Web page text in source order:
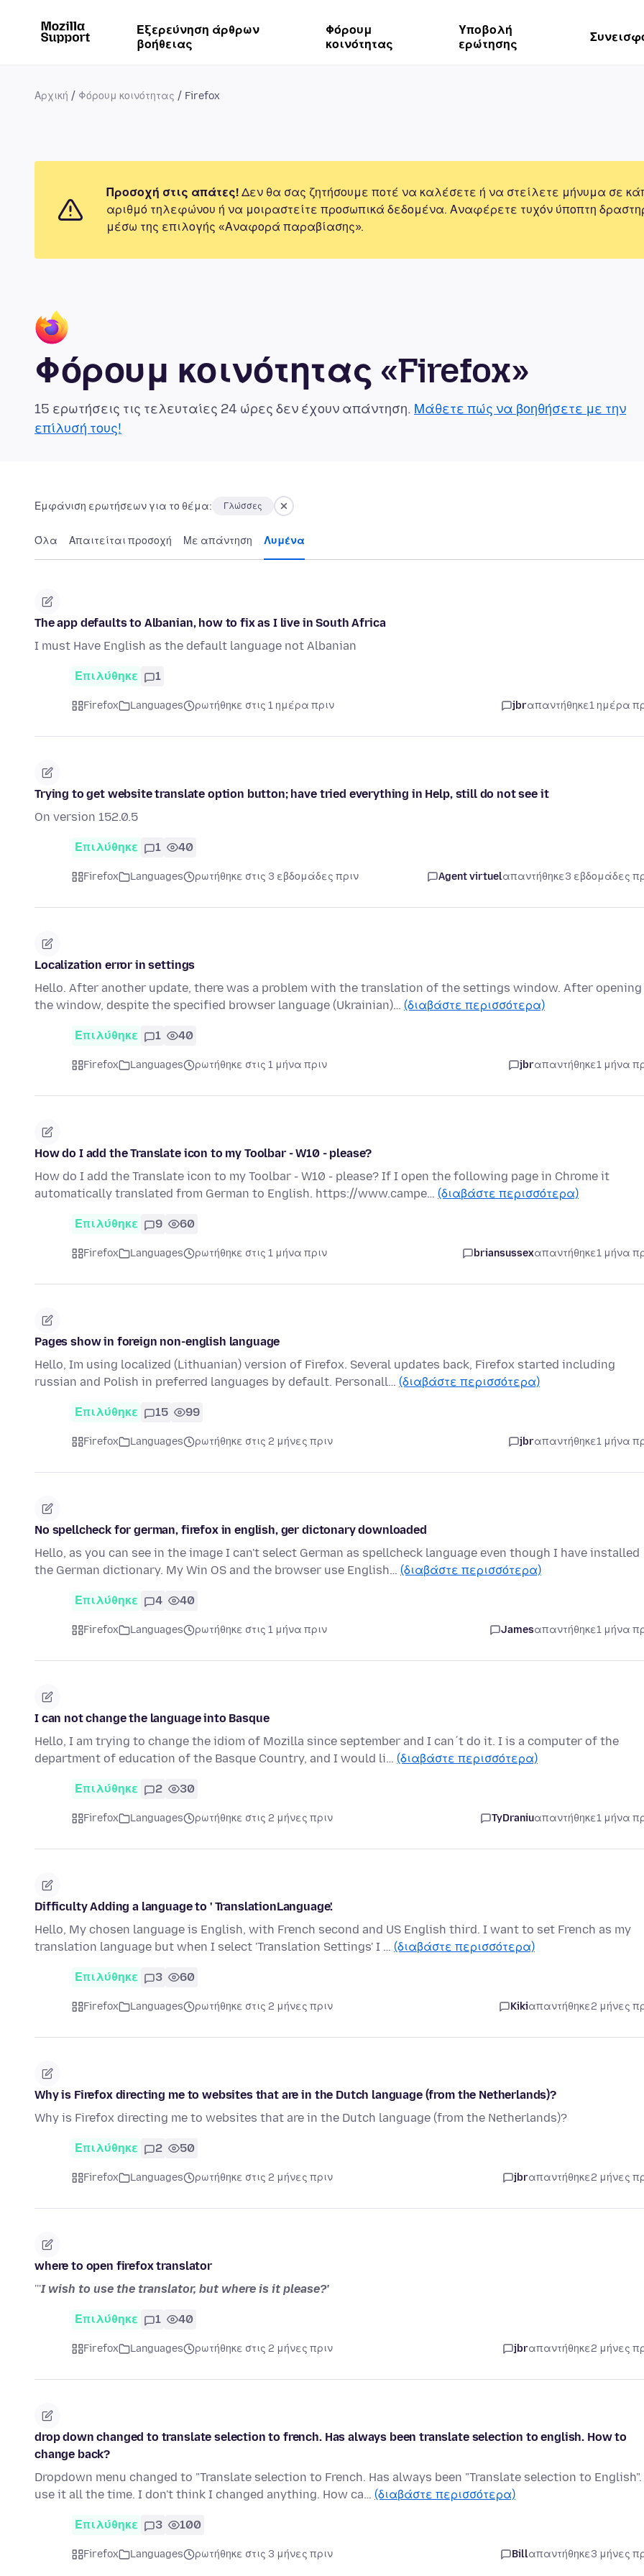
Εξερεύνηση άρθρων
βοήθειας
Φόρουμ
κοινότητας
Υποβολή
ερώτησης
Αρχική Φόρουμ κοινότητας Firefox
Προσοχή στις απάτες! Δεν θα σας ζητήσουμε ποτέ να καλέσετε ή να στείλετε μήνυμα σε
αριθμό τηλεφώνου ή να μοιραστείτε προσωπικά δεδομένα. Αναφέρετε τυχόν ύποπτη
μέσω της επιλογής «Αναφορά παραβίασης».
Φόρουμ κοινότητας «Firefox»
15 ερωτήσεις τις τελευταίες 24 ώρες δεν έχουν απάντηση. Μάθετε πώς να βοηθήσετε με την
επίλυσή τους!
Εμφάνιση ερωτήσεων για το θέμα: Γλώσσες
Όλα Απαιτείται προσοχή Με απάντηση Λυμένα
The app defaults to Albanian, how to fix as I live in South Africa
I must Have English as the default language not Albanian
Επιλύθηκε 1
Firefox Languages ρωτήθηκε στις 1 ημέρα πριν jbrαπαντήθηκε1 ημέρα
Trying to get website translate option button; have tried everything in Help, still do not see it
On version 152.0.5
Επιλύθηκε 1 40
Firefox Languages ρωτήθηκε στις 3 εβδομάδες πριν Agent virtuelαπαντήθηκε3 εβδομάδες
Localization error in settings
Hello. After another update, there was a problem with the translation of the settings window. After opening
the window, despite the specified browser language (Ukrainian)… (διαβάστε περισσότερα)
Επιλύθηκε 1 40
Firefox Languages ρωτήθηκε στις 1 μήνα πριν jbrαπαντήθηκε1 μήνα
How do I add the Translate icon to my Toolbar - W10 - please?
How do I add the Translate icon to my Toolbar - W10 - please? If I open the following page in Chrome it
automatically translated from German to English. https://www.campe… (διαβάστε περισσότερα)
Επιλύθηκε 9 60
Firefox Languages ρωτήθηκε στις 1 μήνα πριν briansussexαπαντήθηκε1 μήνα
Pages show in foreign non-english language
Hello, Im using localized (Lithuanian) version of Firefox. Several updates back, Firefox started including
russian and Polish in preferred languages by default. Personall… (διαβάστε περισσότερα)
Επιλύθηκε 15 99
Firefox Languages ρωτήθηκε στις 2 μήνες πριν jbrαπαντήθηκε1 μήνα
No spellcheck for german, firefox in english, ger dictonary downloaded
Hello, as you can see in the image I can't select German as spellcheck language even though I have installed
the German dictionary. My Win OS and the browser use English… (διαβάστε περισσότερα)
Επιλύθηκε 4 40
Firefox Languages ρωτήθηκε στις 1 μήνα πριν Jamesαπαντήθηκε1 μήνα
I can not change the language into Basque
Hello, I am trying to change the idiom of Mozilla since september and I can´t do it. I is a computer of the
department of education of the Basque Country, and I would li… (διαβάστε περισσότερα)
Επιλύθηκε 2 30
Firefox Languages ρωτήθηκε στις 2 μήνες πριν TyDraniuαπαντήθηκε1 μήνα
Difficulty Adding a language to ' TranslationLanguage'.
Hello, My chosen language is English, with French second and US English third. I want to set French as my
translation language but when I select 'Translation Settings' I … (διαβάστε περισσότερα)
Επιλύθηκε 3 60
Firefox Languages ρωτήθηκε στις 2 μήνες πριν Kikiαπαντήθηκε2 μήνες
Why is Firefox directing me to websites that are in the Dutch language (from the Netherlands)?
Why is Firefox directing me to websites that are in the Dutch language (from the Netherlands)?
Επιλύθηκε 2 50
Firefox Languages ρωτήθηκε στις 2 μήνες πριν jbrαπαντήθηκε2 μήνες
where to open firefox translator
'''I wish to use the translator, but where is it please?'
Επιλύθηκε 1 40
Firefox Languages ρωτήθηκε στις 2 μήνες πριν jbrαπαντήθηκε2 μήνες
drop down changed to translate selection to french. Has always been translate selection to english. How to
change back?
Dropdown menu changed to "Translate selection to French. Has always been "Translate selection to
use it all the time. I don't think I changed anything. How ca… (διαβάστε περισσότερα)
Επιλύθηκε 3 100
Firefox Languages ρωτήθηκε στις 3 μήνες πριν Billαπαντήθηκε3 μήνες